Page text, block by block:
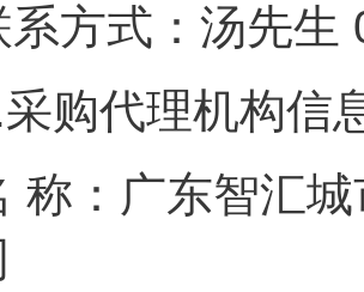
系方式：
采购代理机构信
称：广东智汇